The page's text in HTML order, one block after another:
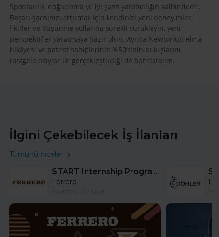
Spontanlık, doğaçlama ve iyi şans yaratıcılığın kalbindedir.
Başarı şansınızı artırmak için kendinizi yeni deneyimler,
fikirler ve düşünme yollarına sürekli sürükleyin, yeni
perspektifler yaratmaya hazır olun. Ayrıca Newton’un elma
hikâyesi ve patent sahiplerinin %50’sinin buluşlarını
rastgele olaylar ile gerçekleştirdiği de hatırlatalım.
İlgini Çekebilecek İş İlanları
Tümünü İncele
START Internship Program (Sales) - Istanbul
Ferrero